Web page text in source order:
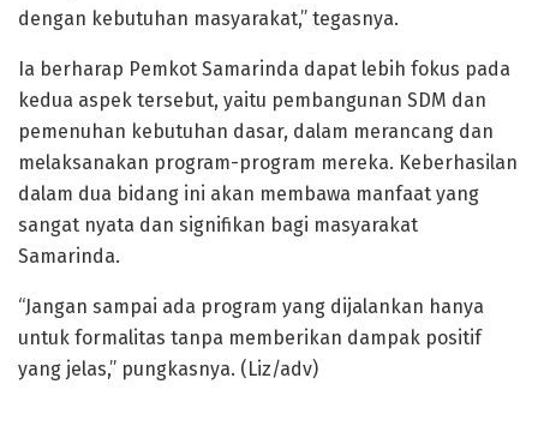
dengan kebutuhan masyarakat,” tegasnya.
Ia berharap Pemkot Samarinda dapat lebih fokus pada
kedua aspek tersebut, yaitu pembangunan SDM dan
pemenuhan kebutuhan dasar, dalam merancang dan
melaksanakan program-program mereka. Keberhasilan
dalam dua bidang ini akan membawa manfaat yang
sangat nyata dan signifikan bagi masyarakat
Samarinda.
“Jangan sampai ada program yang dijalankan hanya
untuk formalitas tanpa memberikan dampak positif
yang jelas,” pungkasnya. (Liz/adv)